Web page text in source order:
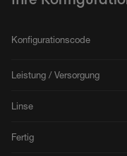
Konfigurationscode
Leistung / Versorgung
Linse
Fertig